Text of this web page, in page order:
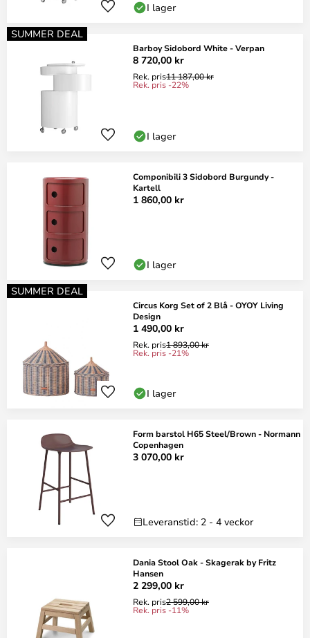
I lager
SUMMER DEAL
Barboy Sidobord White - Verpan
8 720,00 kr
Rek. pris11 187,00 kr
Rek. pris -22%
I lager
Componibili 3 Sidobord Burgundy -
Kartell
1 860,00 kr
I lager
SUMMER DEAL
Circus Korg Set of 2 Blå - OYOY Living
Design
1 490,00 kr
Rek. pris1 893,00 kr
Rek. pris -21%
I lager
Form barstol H65 Steel/Brown - Normann
Copenhagen
3 070,00 kr
Leveranstid: 2 - 4 veckor
Dania Stool Oak - Skagerak by Fritz
Hansen
2 299,00 kr
Rek. pris2 599,00 kr
Rek. pris -11%